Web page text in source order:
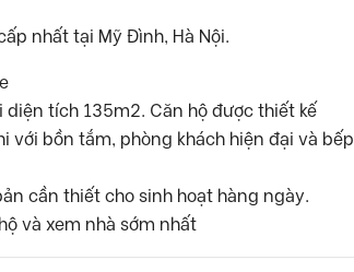
nhất tại Mỹ Đình, Hà Nội.
diện tích 135m2. Căn hộ được thiết kế
bồn tắm, phòng khách hiện đại và bếp
cần thiết cho sinh hoạt hàng ngày.
và xem nhà sớm nhất